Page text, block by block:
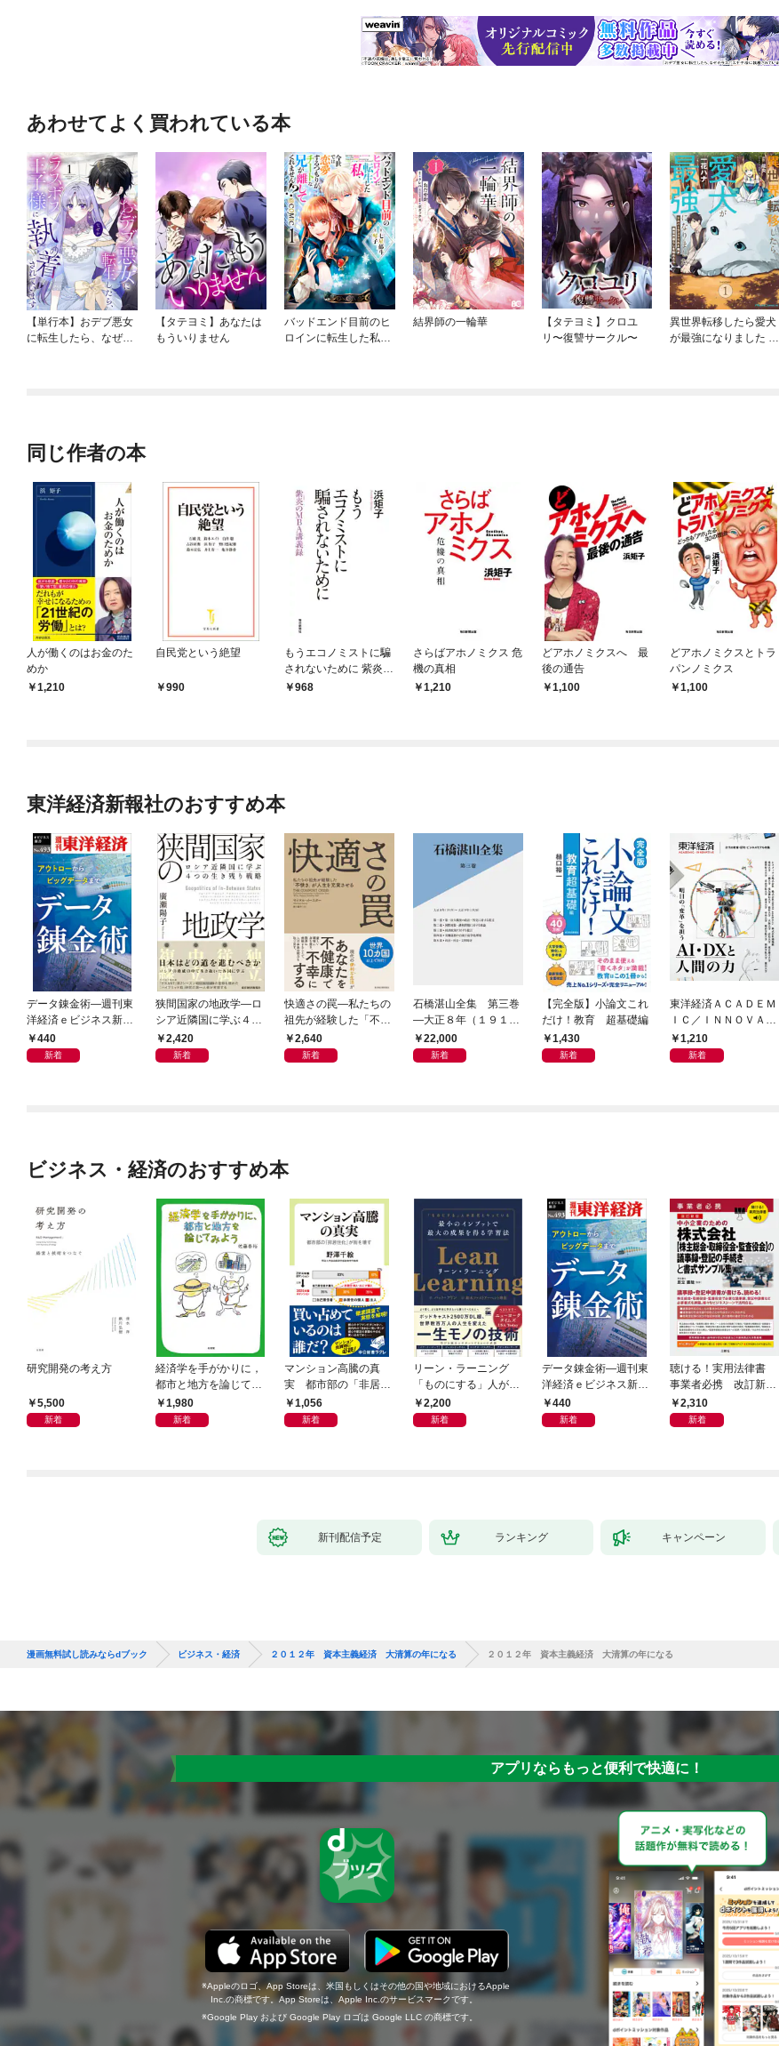
あわせてよく買われている本
【単行本】おデブ悪女
に転生したら、なぜか
【タテヨミ】あなたは
もういりません
バッドエンド目前のヒ
ロインに転生した私、
結界師の一輪華
【タテヨミ】クロユ
リ〜復讐サークル〜
異世界転移したら愛犬
が最強になりました ～
同じ作者の本
人が働くのはお金のた
めか
1,210
自民党という絶望
990
もうエコノミストに騙
されないために 紫炎の
MBA講義録
968
さらばアホノミクス 危
機の真相
1,210
どアホノミクスへ 最
後の通告
1,100
どアホノミクスとトラ
パンノミクス
1,100
東洋経済新報社のおすすめ本
データ錬金術―週刊東
洋経済ｅビジネス新書
Ｎo.493
440
新着
狭間国家の地政学―ロ
シア近隣国に学ぶ４つ
の生き残り戦略
2,420
新着
快適さの罠―私たちの
祖先が経験した「不快
さ」が人生を充実させ
る
2,640
新着
石橋湛山全集 第三巻
―大正８年（１９１
９）－大正９年（１９
２０）
22,000
新着
【完全版】小論文これ
だけ！教育 超基礎編
1,430
新着
東洋経済ＡＣＡＤＥＭ
ＩＣ／ＩＮＮＯＶＡＴ
ＩＶＥ 次代の教育・
研究・ビジネスモデル
1,210
新着
ビジネス・経済のおすすめ本
研究開発の考え方
5,500
新着
経済学を手がかりに，
都市と地方を論じてみ
よう1,980
新着
マンション高騰の真
実 都市部の「非居住
化」が街を壊す
1,056
新着
リーン・ラーニング
「ものにする」人が自
然とやっている 最小の
インプットで最大の成
2,200
新着
データ錬金術―週刊東
洋経済ｅビジネス新書
Ｎo.493
440
新着
聴ける！実用法律書
事業者必携 改訂新
版 中小企業のための
株式会社【株主総会・
2,310
新着
新刊配信予定 ランキング キャンペーン
漫画無料試し読みならdブック ビジネス・経済 ２０１２年 資本主義経済 大清算の年になる ２０１２年 資本主義経済 大清算の年になる
アプリならもっと便利で快適に！
Appleのロゴ、App Storeは、米国もしくはその他の国や地域におけるApple
Inc.の商標です。App Storeは、Apple Inc.のサービスマークです。
Google Play および Google Play ロゴは Google LLC の商標です。